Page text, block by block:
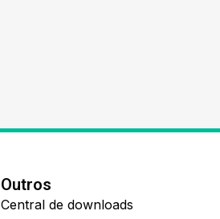
Outros
Central de downloads